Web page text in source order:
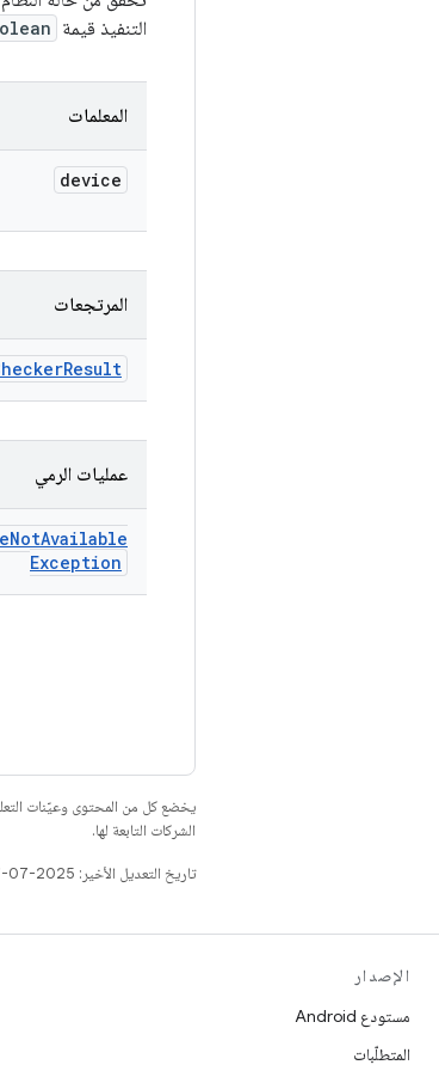
التنفيذ قيمة
المعلمات
device
المرتجعات
Result
عمليات الرمي
NotAvailable
Exception
يخضع كل من المحتوى وعيّنات
الشركات التابعة لها.
تاريخ التعديل الأخير: 2025-07-27 (حسب التوقيت العالمي المتفَّق عليه)
الإصدار
مستودع Android
المتطلّبات